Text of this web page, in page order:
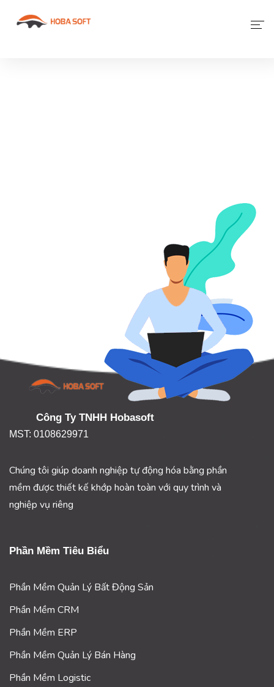
Công Ty TNHH Hobasoft
MST: 0108629971
Chúng tôi giúp doanh nghiệp tự động hóa bằng phần
mềm được thiết kế khớp hoàn toàn với quy trình và
nghiệp vụ riêng
Phần Mềm Tiêu Biểu
Phần Mềm Quản Lý Bất Động Sản
Phần Mềm CRM
Phần Mềm ERP
Phần Mềm Quản Lý Bán Hàng
Phần Mềm Logistic